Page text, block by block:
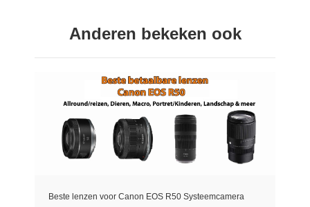
Anderen bekeken ook
Beste lenzen voor Canon EOS R50 Systeemcamera